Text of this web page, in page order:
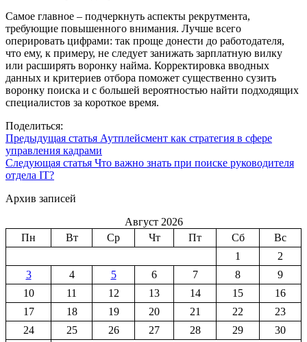
Самое главное – подчеркнуть аспекты рекрутмента,
требующие повышенного внимания. Лучше всего
оперировать цифрами: так проще донести до работодателя,
что ему, к примеру, не следует занижать зарплатную вилку
или расширять воронку найма. Корректировка вводных
данных и критериев отбора поможет существенно сузить
воронку поиска и с большей вероятностью найти подходящих
специалистов за короткое время.
Поделиться:
Предыдущая статья Аутплейсмент как стратегия в сфере
управления кадрами
Следующая статья Что важно знать при поиске руководителя
отдела IT?
Архив записей
Август 2026
Пн
Вт Ср Чт Пт Сб
Вс
1
2
3
4 5 6 7 8
9
10
11 12 13 14 15
16
17
18 19 20 21 22
23
24
25 26 27 28 29
30